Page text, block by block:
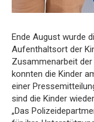
Ende August wurde
Aufenthaltsort der
Zusammenarbeit
konnten die Kinder
einer
sind die Kinder
„Das